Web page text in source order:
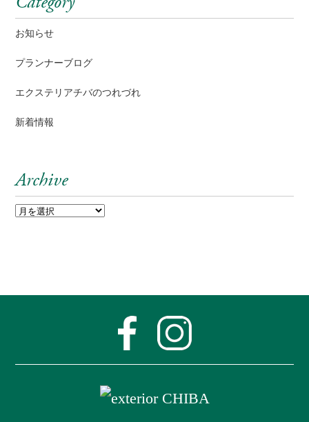
お知らせ
プランナーブログ
エクステリアチバのつれづれ
新着情報
Archive